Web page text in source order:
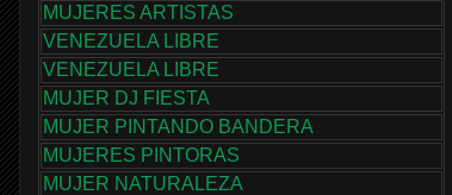
MUJERES ARTISTAS
VENEZUELA LIBRE
VENEZUELA LIBRE
MUJER DJ FIESTA
MUJER PINTANDO BANDERA
MUJERES PINTORAS
MUJER NATURALEZA